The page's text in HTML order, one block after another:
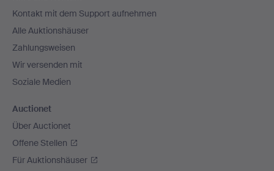
Kontakt mit dem Support aufnehmen
Alle Auktionshäuser
Zahlungsweisen
Wir versenden mit
Soziale Medien
Auctionet
Über Auctionet
Offene Stellen
Für Auktionshäuser